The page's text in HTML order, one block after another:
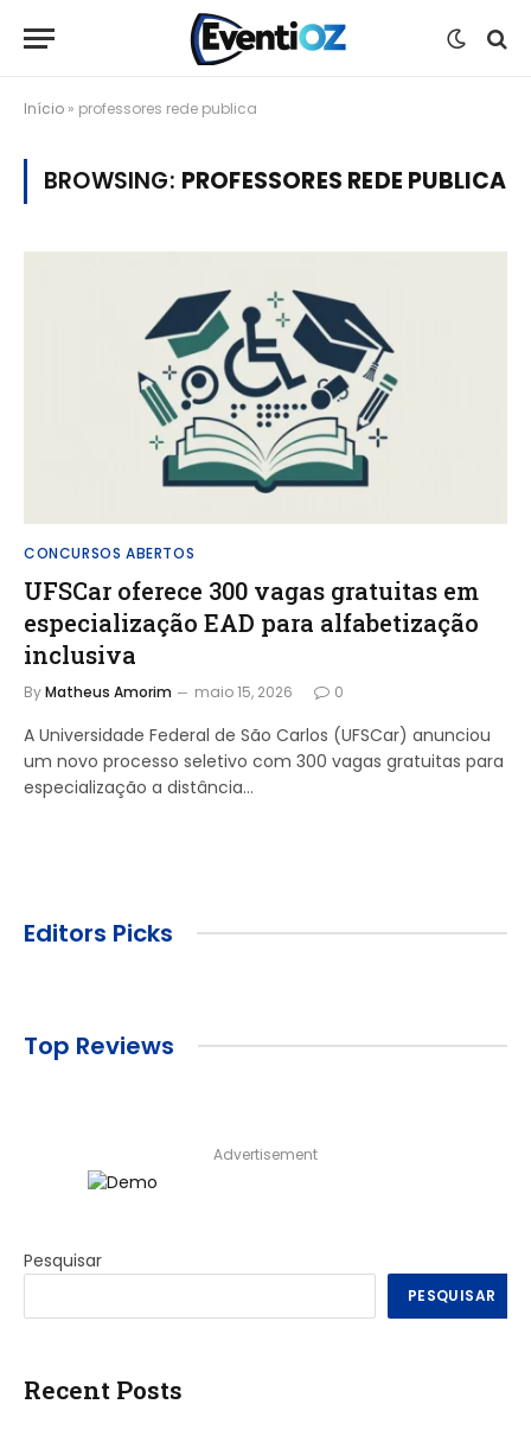
Início » professores rede publica
BROWSING: PROFESSORES REDE PUBLICA
CONCURSOS ABERTOS
UFSCar oferece 300 vagas gratuitas em
especialização EAD para alfabetização
inclusiva
ByMatheus Amorim maio 15, 2026 0
A Universidade Federal de São Carlos (UFSCar) anunciou
um novo processo seletivo com 300 vagas gratuitas para
especialização a distância…
Editors Picks
Top Reviews
Advertisement
Pesquisar
PESQUISAR
Recent Posts